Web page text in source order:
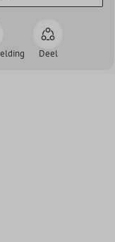
Deel